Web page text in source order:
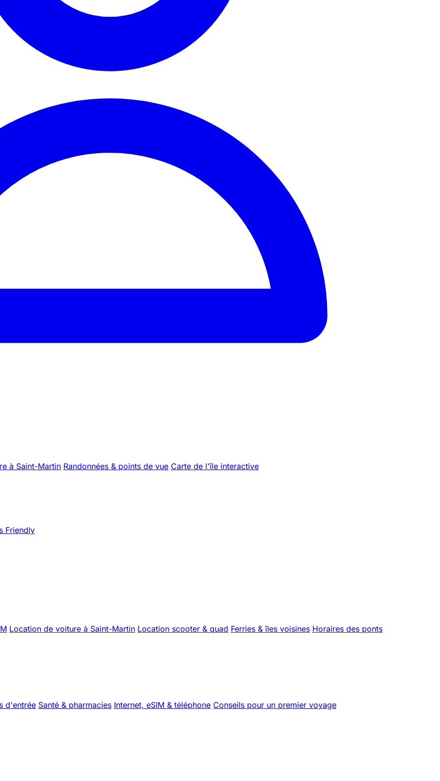
à Saint-Martin Randonnées & points de vue Carte de l'île interactive
Friendly
Location de voiture à Saint-Martin Location scooter & quad Ferries & îles voisines Horaires des ponts
d'entrée Santé & pharmacies Internet, eSIM & téléphone Conseils pour un premier voyage